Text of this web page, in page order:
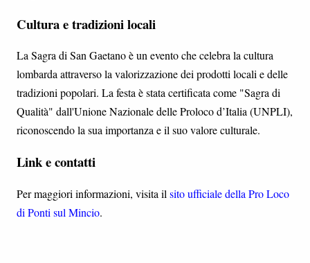
Cultura e tradizioni locali
La Sagra di San Gaetano è un evento che celebra la cultura
lombarda attraverso la valorizzazione dei prodotti locali e delle
tradizioni popolari. La festa è stata certificata come "Sagra di
Qualità" dall'Unione Nazionale delle Proloco d’Italia (UNPLI),
riconoscendo la sua importanza e il suo valore culturale.
Link e contatti
Per maggiori informazioni, visita il sito ufficiale della Pro Loco
di Ponti sul Mincio.